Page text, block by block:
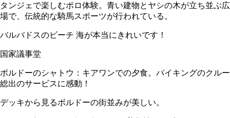
タンジェで楽しむポロ体験。青い建物とヤシの木が立ち並ぶ広
場で、伝統的な騎馬スポーツが行われている。
バルバドスのビーチ 海が本当にきれいです！
国家議事堂
ボルドーのシャトウ：キアワンでの夕食。パイキングのクルー
総出のサービスに感動！
デッキから見るボルドーの街並みが美しい。